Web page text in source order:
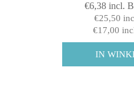
€6,38 incl.
€25,50
€17,00